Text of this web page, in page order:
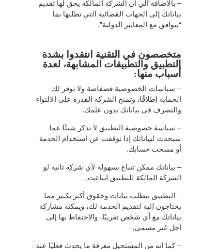
– بالاضافة الي ان الشركة المالكة يحق لها تقديم
بياناتك إلى الجهات القضائية التي تطلبها بما
“يتوافق مع المعايير الدولية”.
متخصصون في التقنية انتقدوا بشدة
التطبيق والتطبيقات المشابهة، لعدة
أسباب منها:
– سياسات الخصوصية فضفاضة ولا توفر لك
الحماية إطلاقًا، وتمنح الشركة القدرة على الالتواء
والتصرف في بياناتك بدون علمك.
– سياسة خصوصية التطبيق لا تذكر شيئًا عما
سيحدث لبياناتك إذا توقفت عن استخدام الخدمة
أو مسحت حسابك.
– بياناتك ممكن تتباع بسهولة لأي شركة تانية لو
الشركة المالكة للتطبيق اتباعت.
– التطبيق بيطلب بيانات وحقوق أكثر بكتير مما
يحتاجون إليه لتقديم الخدمة لك، ويمكنه مشاركة
بياناتك مع أي شخص تقريبًا، والاحتفاظ بها إلى
أجل غير مسمى.
– كما انه من المستحيل معرفة ما يحدث فعليًا عند